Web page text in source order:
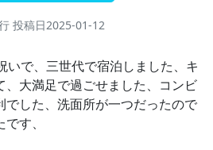
投稿日2025-01-12
いで、三世代で宿泊しました、キ
、大満足で過ごせました、コンビ
でした、洗面所が一つだったので
す、